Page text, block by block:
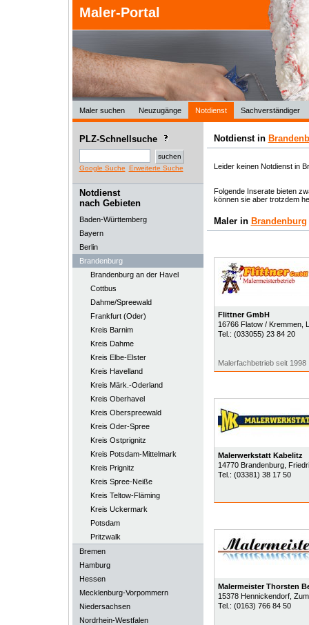
Maler-Portal
Maler suchen Neuzugänge Notdienst Sachverständiger
PLZ-Schnellsuche
Google Suche Erweiterte Suche
Notdienst
nach Gebieten
Baden-Württemberg
Bayern
Berlin
Brandenburg
Brandenburg an der Havel
Cottbus
Dahme/Spreewald
Frankfurt (Oder)
Kreis Barnim
Kreis Dahme
Kreis Elbe-Elster
Kreis Havelland
Kreis Märk.-Oderland
Kreis Oberhavel
Kreis Oberspreewald
Kreis Oder-Spree
Kreis Ostprignitz
Kreis Potsdam-Mittelmark
Kreis Prignitz
Kreis Spree-Neiße
Kreis Teltow-Fläming
Kreis Uckermark
Potsdam
Pritzwalk
Bremen
Hamburg
Hessen
Mecklenburg-Vorpommern
Niedersachsen
Nordrhein-Westfalen
Notdienst in
Leider keinen Notdienst in
Folgende Inserate bieten
können sie aber trotzdem
Maler in Brandenburg
Flittner GmbH
16766 Flatow / Kremmen,
Tel.: (033055) 23 84 20
Malerfachbetrieb seit 1998
Malerwerkstatt Kabelitz
14770 Brandenburg,
Tel.: (03381) 38 17 50
Malermeister Thorsten
15378 Hennickendorf,
Tel.: (0163) 766 84 50